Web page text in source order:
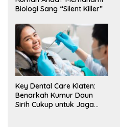
Biologi Sang “Silent Killer”
Key Dental Care Klaten:
Benarkah Kumur Daun
Sirih Cukup untuk Jaga